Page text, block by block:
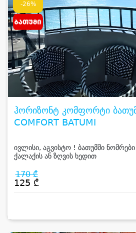
-26%
ჰორიზონტ კომფორტი
COMFORT BATUMI
ივლისი, აგვისტო ! ბათუმში
ქალაქის ან ზღვის ხედით
170 ₾
125 ₾